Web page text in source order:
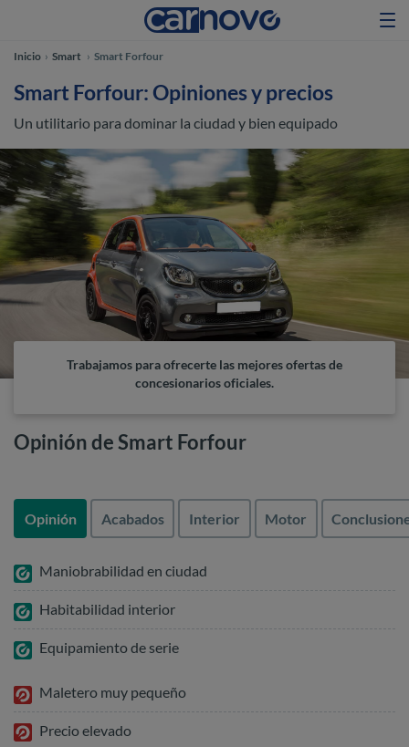
Inicio Smart Smart Forfour
Smart Forfour: Opiniones y precios
Un utilitario para dominar la ciudad y bien equipado
Trabajamos para ofrecerte las mejores ofertas de
concesionarios oficiales.
Opinión de Smart Forfour
Opinión Acabados Interior Motor
Maniobrabilidad en ciudad
Habitabilidad interior
Equipamiento de serie
Maletero muy pequeño
Precio elevado